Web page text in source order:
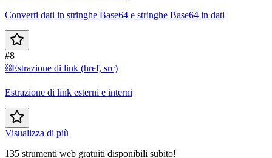
Converti dati in stringhe Base64 e stringhe Base64 in dati
#8
⛓️Estrazione di link (href, src)
Estrazione di link esterni e interni
Visualizza di più
135 strumenti web gratuiti disponibili subito!